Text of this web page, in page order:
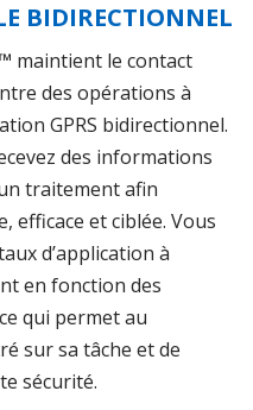
BIDIRECTIONNEL
maintient le contact
des opérations à
GPRS bidirectionnel.
des informations
traitement afin
efficace et ciblée. Vous
d’application à
en fonction des
qui permet au
sur sa tâche et de
sécurité.